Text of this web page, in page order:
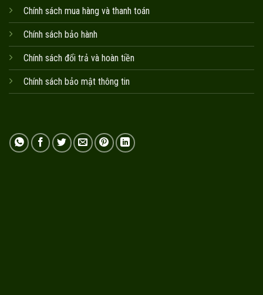
Chính sách mua hàng và thanh toán
Chính sách bảo hành
Chính sách đổi trả và hoàn tiền
Chính sách bảo mật thông tin